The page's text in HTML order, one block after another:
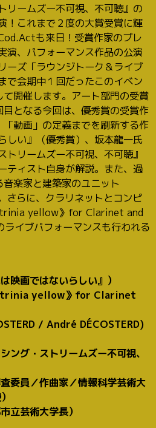
リームズー不可視、不可聴』の
！これまで２度の大賞受賞に輝
も来日！受賞作家のプレ
演、パフォーマンス作品の公演
ーズ「ラウンジトーク＆ライブ
で会期中１回だったこのイベン
開催します。アート部門の受賞
となる今回は、優秀賞の受賞作
動画」の定義までを刷新する作
しい』（優秀賞）、坂本龍一氏
トリームズー不可視、不可聴』
ティスト自身が解説。また、過
楽家と建築家のユニット
らに、クラリネットとコンピ
yellow》for Clarinet and
イブパフォーマンスも行われる
映画ではないらしい』）
yellow》for Clarinet
/ André DÉCOSTERD)
ング・ストリームズー不可視、
委員／作曲家／情報科学芸術大
立芸術大学長）